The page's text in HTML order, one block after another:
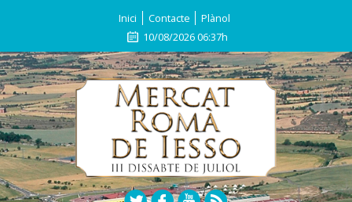
Inici Contacte
Plànol
10/08/2026 06:37h